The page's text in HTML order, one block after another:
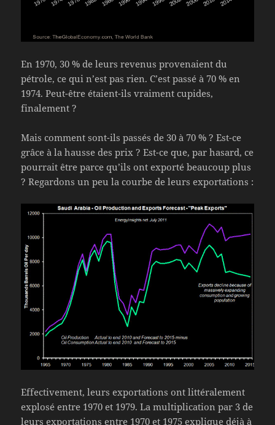
En 1970, 30 % de leurs revenus provenaient du
pétrole, ce qui n’est pas rien. C’est passé à 70 % en
1974. Peut-être étaient-ils vraiment cupides,
finalement ?
Mais comment sont-ils passés de 30 à 70 % ? Est-ce
grâce à la hausse des prix ? Est-ce que, par hasard, ce
pourrait être parce qu’ils ont exporté beaucoup plus
? Regardons un peu la courbe de leurs exportations :
Effectivement, leurs exportations ont littéralement
explosé entre 1970 et 1979. La multiplication par 3 de
leurs exportations entre 1970 et 1975 explique déjà à